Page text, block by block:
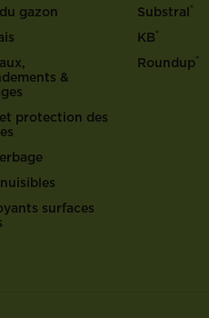
gazon
&
protection des
surfaces
Substral®
KB®
Roundup®